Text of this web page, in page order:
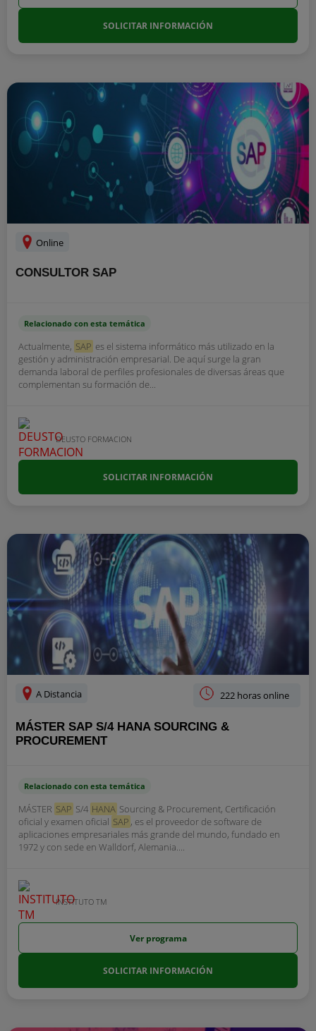
SOLICITAR INFORMACIÓN
Online
CONSULTOR SAP
Relacionado con esta temática
Actualmente, SAP es el sistema informático más utilizado en la
gestión y administración empresarial. De aquí surge la gran
demanda laboral de perfiles profesionales de diversas áreas que
complementan su formación de...
DEUSTO FORMACION
SOLICITAR INFORMACIÓN
A Distancia 222 horas online
MÁSTER SAP S/4 HANA SOURCING &
PROCUREMENT
Relacionado con esta temática
MÁSTER SAP S/4 HANA Sourcing & Procurement, Certificación
oficial y examen oficial SAP , es el proveedor de software de
aplicaciones empresariales más grande del mundo, fundado en
1972 y con sede en Walldorf, Alemania....
INSTITUTO TM
Ver programa
SOLICITAR INFORMACIÓN